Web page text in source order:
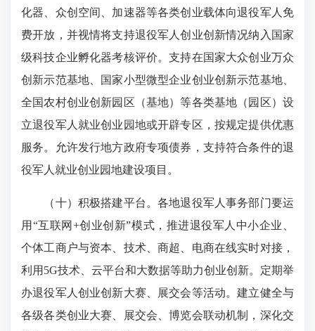
化器、众创空间、加速器等各类创业载体向退役军人免
费开放，并视情将支持退役军人创业创新情况纳入国家
级科技企业孵化器考核评价。支持在国家大众创业万众
创新示范基地、国家小型微型企业创业创新示范基地、
全国农村创业创新园区（基地）等各类基地（园区）设
立退役军人就业创业园地或开辟专区，按规定提供优惠
服务。允许发行地方政府专项债券，支持符合条件的退
役军人就业创业园地建设项目。
（十）积极搭建平台。各地退役军人事务部门要运
用“互联网+创业创新”模式，推进退役军人中小企业、
个体工商户与资本、技术、商超、电商在线实时对接，
利用5G技术、云平台和大数据等助力创业创新。定期举
办退役军人创业创新大赛、展交会等活动。建立健全与
各级各类创业大赛、展交会、博览会联动机制，深化交